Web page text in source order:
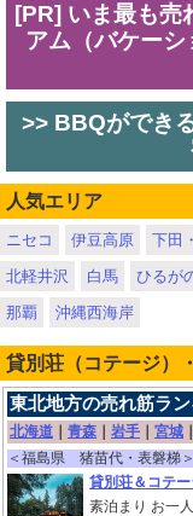
[PR] いま最も売
アム（バケー
>> BBQができ
人気エリア
ニセコ 伊豆高原 下田
北軽井沢
白馬 ひるが
那覇
沖縄西海岸
貸別荘（コテージ）
東北地方の売れ筋ラ
北海道 青森 岩手 宮城
＜福島県 猪苗代・表磐梯
貸別荘＆コテ
素泊まり お一